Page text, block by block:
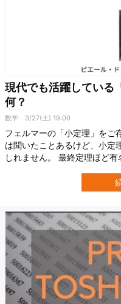
現代でも活躍している
何？
数学 3/27(土) 19:00
フェルマーの「小定理」をご
は聞いたことあるけど、小定
しれません。 最終定理ほど
学はもちろんのこと暗号理論
す。 今回は、そんな「フェ